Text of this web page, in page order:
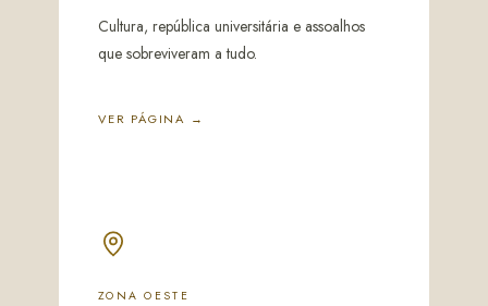
Cultura, república universitária e assoalhos
que sobreviveram a tudo.
VER PÁGINA →
ZONA OESTE